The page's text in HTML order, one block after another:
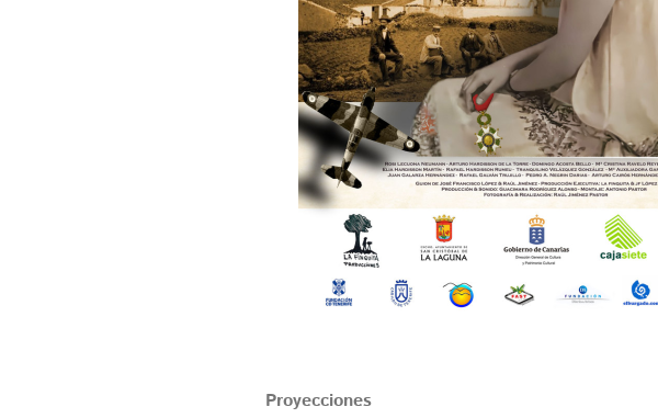
Proyecciones